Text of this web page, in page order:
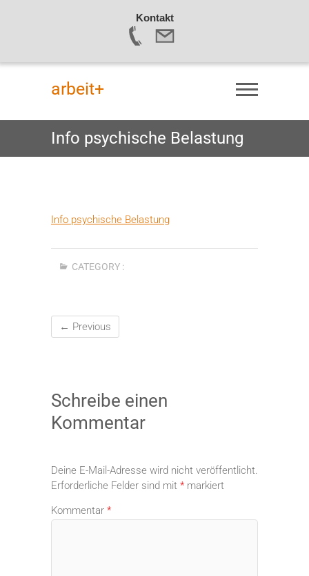
Kontakt
Skip
arbeit+
Info psychische Belastung
Info psychische Belastung
CATEGORY :
← Previous
Schreibe einen
Kommentar
Deine E-Mail-Adresse wird nicht veröffentlicht.
Erforderliche Felder sind mit * markiert
Kommentar *